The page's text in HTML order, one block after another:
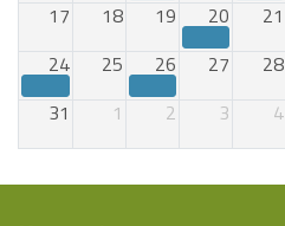
17
18 19 20 21
24
25 26 27 28
31
1 2 3 4